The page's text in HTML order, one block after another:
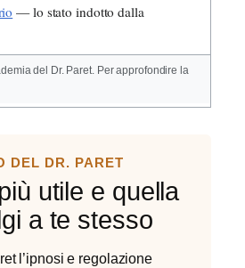
— lo stato indotto dalla
del Dr. Paret. Per approfondire la
DEL DR. PARET
utile e quella
a te stesso
l’ipnosi e regolazione